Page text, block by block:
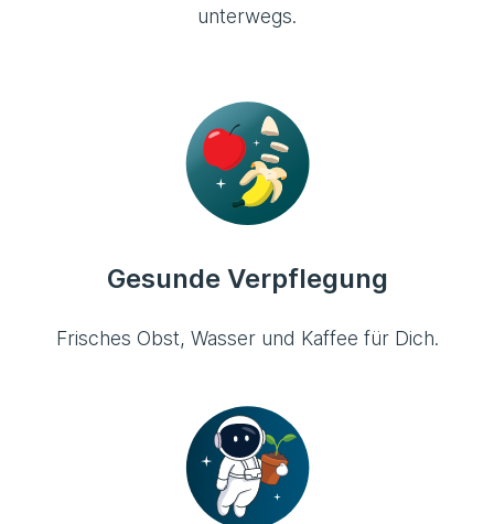
unterwegs.
Gesunde Verpflegung
Frisches Obst, Wasser und Kaffee für Dich.